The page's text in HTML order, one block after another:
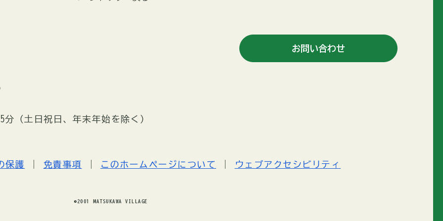
（土日祝日、年末年始を除く）
お問い合わせ
保護 免責事項 このホームページについて ウェブアクセシビリティ
©2001 MATSUKAWA VILLAGE